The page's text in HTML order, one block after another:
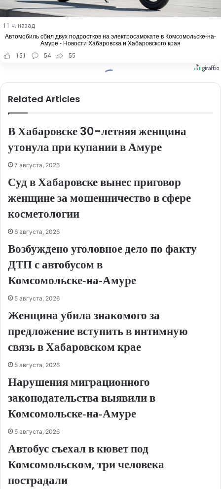
11 ч. назад
Автомобиль сбил двух подростков на электросамокате в Комсомольске-на-
Амуре - Новости Хабаровска и Хабаровского края
151
54 55
Related Articles
В Хабаровске 30-летняя женщина
утонула при купании в Амуре
7 августа, 2026
Суд в Хабаровске вынес приговор
женщине за мошенничество в сфере
косметологии
6 августа, 2026
Возбуждено уголовное дело по факту
ДТП с автобусом в
Комсомольске‑на‑Амуре
5 августа, 2026
Женщина убила знакомого за
предложение вступить в интимную
связь в Хабаровском крае
5 августа, 2026
Нарушения миграционного
законодательства выявили в
Комсомольске‑на‑Амуре
5 августа, 2026
Автобус съехал в кювет под
Комсомольском, три человека
пострадали